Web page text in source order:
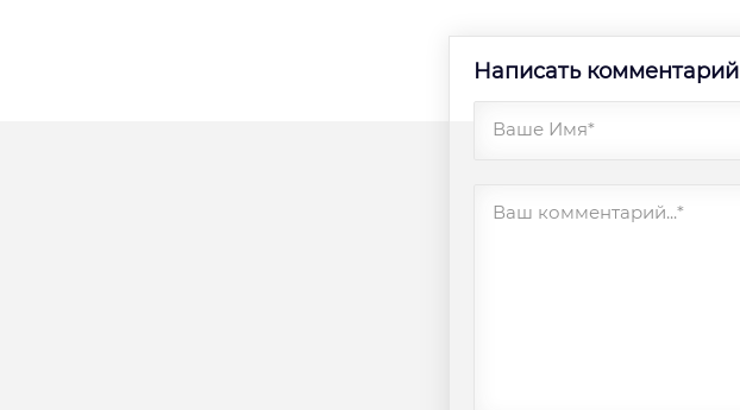
Написать комментарий
Ваше Имя*
Ваш комментарий...*